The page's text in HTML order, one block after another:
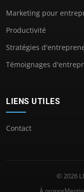
Marketing pour
Productivité
Stratégies
Témoignages
LIENS UTILES
Contact
© 2026